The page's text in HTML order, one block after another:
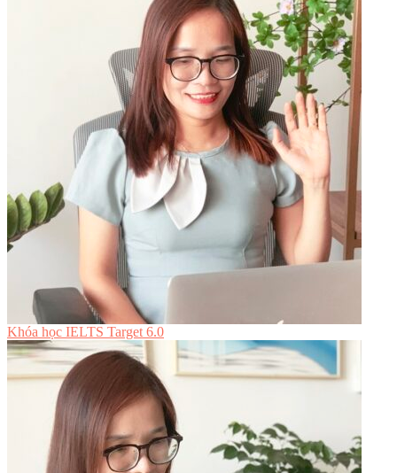
Khóa học IELTS Target 6.0